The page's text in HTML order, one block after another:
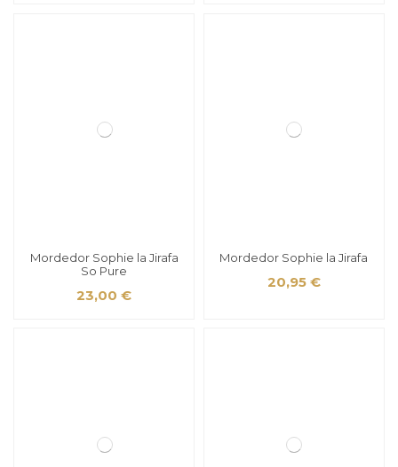
Mordedor Sophie la Jirafa
So Pure
23,00 €
Mordedor Sophie la Jirafa
20,95 €